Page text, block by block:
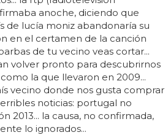
anoche, diciendo que
lucía moniz abandonaría su
en el certamen de la canción
de tu vecino veas cortar...
volver pronto para descubrirnos
la que llevaron en 2009...
vecino donde nos gusta comprar
noticias: portugal no
2013... la causa, no confirmada,
lo ignorados...